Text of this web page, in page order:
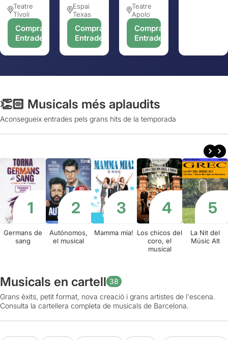
Teatre
Tívoli
Comprar
Entrades
Espai
Texas
Comprar
Entrades
Teatre
Apolo
Comprar
Entrades
👏🏻 Musicals més aplaudits
Aconsegueix entrades pels grans hits de la temporada
Germans de
sang
Autónomos,
el musical
Mamma mia! Los chicos del
coro, el
musical
La Nit del
Músic Alt
Musicals en cartell 38
Grans èxits, petit format, nova creació i grans artistes de l'escena.
Consulta la cartellera completa de musicals de Barcelona.